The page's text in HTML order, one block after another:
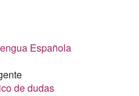
Española
de dudas